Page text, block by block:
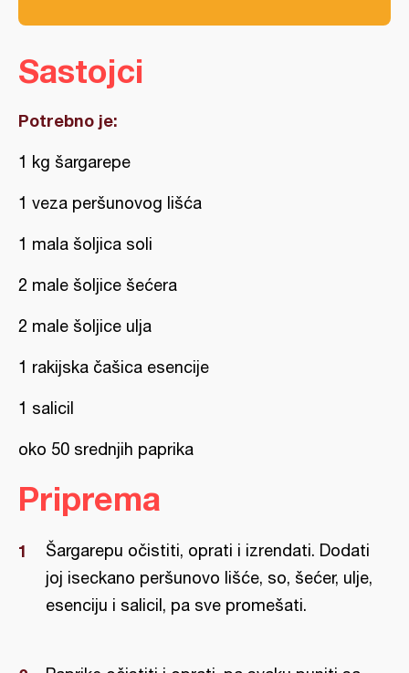
Sastojci
Potrebno je:
1 kg šargarepe
1 veza peršunovog lišća
1 mala šoljica soli
2 male šoljice šećera
2 male šoljice ulja
1 rakijska čašica esencije
1 salicil
oko 50 srednjih paprika
Priprema
Šargarepu očistiti, oprati i izrendati. Dodati
joj iseckano peršunovo lišće, so, šećer, ulje,
esenciju i salicil, pa sve promešati.